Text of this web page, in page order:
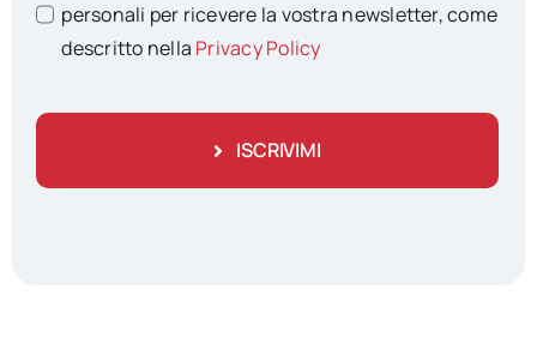
personali per ricevere la vostra newsletter, come
descritto nella Privacy Policy
ISCRIVIMI